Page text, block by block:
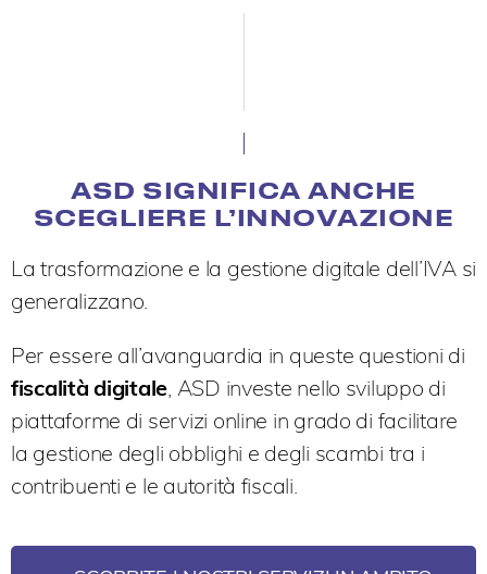
ASD SIGNIFICA ANCHE
SCEGLIERE L’INNOVAZIONE
La trasformazione e la gestione digitale dell’IVA si
generalizzano.
Per essere all’avanguardia in queste questioni di
fiscalità digitale, ASD investe nello sviluppo di
piattaforme di servizi online in grado di facilitare
la gestione degli obblighi e degli scambi tra i
contribuenti e le autorità fiscali.